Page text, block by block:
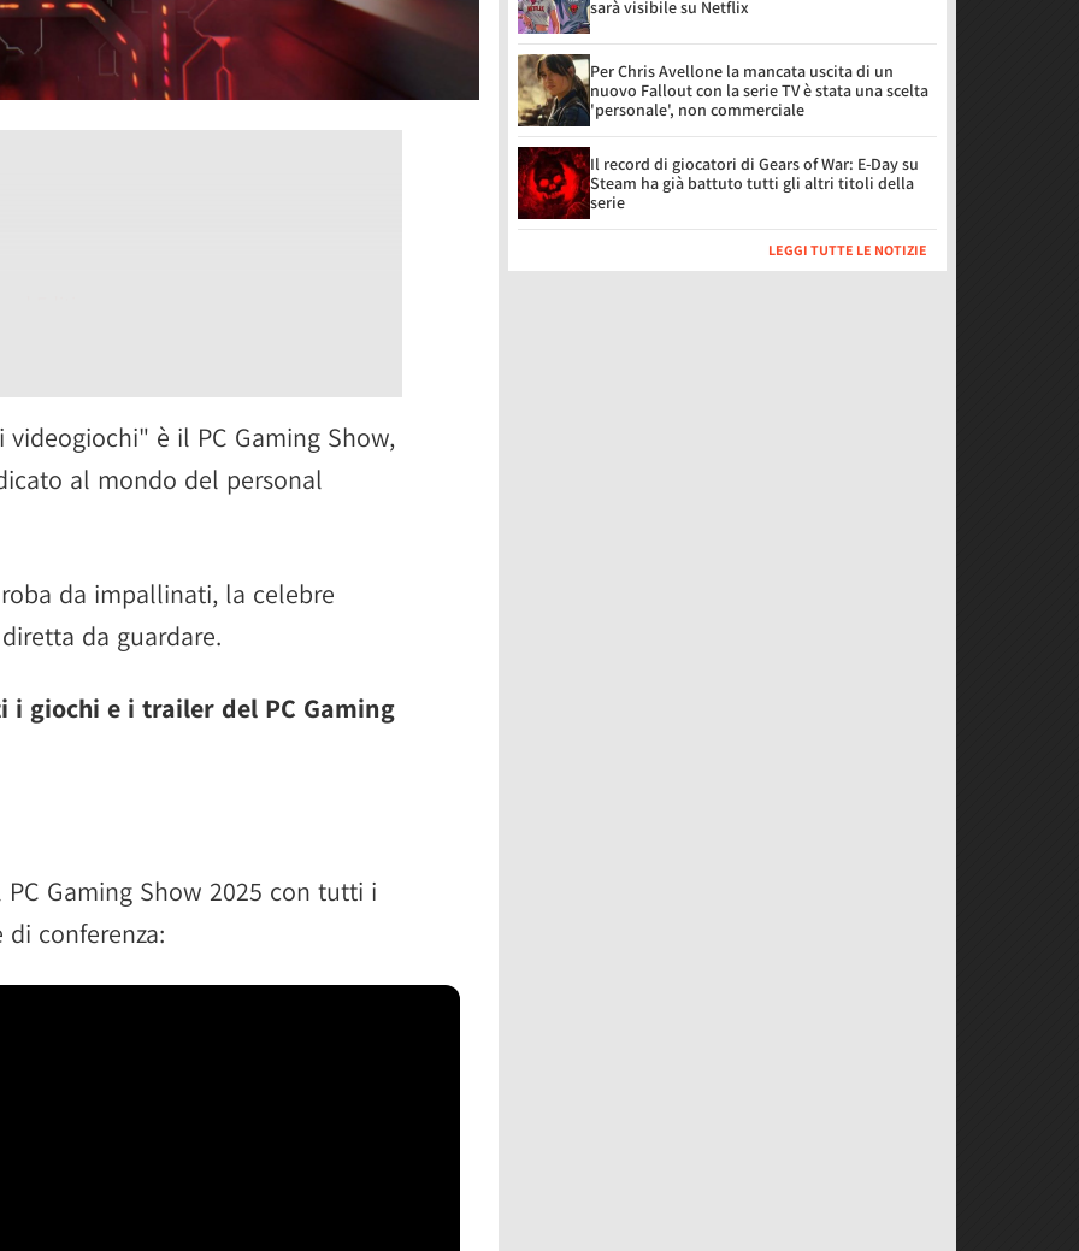
è il PC Gaming Show,
al mondo del personal
da impallinati, la celebre
da guardare.
i giochi e i trailer del PC Gaming
PC Gaming Show 2025 con tutti i
conferenza:
sarà visibile su Netflix
Per Chris Avellone la mancata uscita di un
nuovo Fallout con la serie TV è stata una scelta
'personale', non commerciale
Il record di giocatori di Gears of War: E-Day su
Steam ha già battuto tutti gli altri titoli della
serie
LEGGI TUTTE LE NOTIZIE